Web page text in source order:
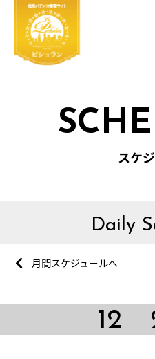
スケ
Daily
月間スケジュールへ
12